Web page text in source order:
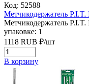
Код: 52588
Метчикодержатель
Метчикодержатель
упаковке: 1
1118 RUB ₽/шт
В корзину